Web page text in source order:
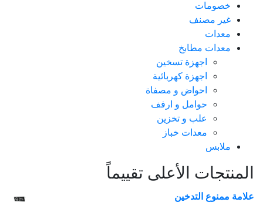
خصومات
غير مصنف
معدات
معدات مطابخ
اجهزة تسخين
اجهزة كهربائية
احواض و مصفاة
حوامل و ارفف
علب و تخزين
معدات خباز
ملابس
المنتجات الأعلى تقييماً
علامة ممنوع التدخين